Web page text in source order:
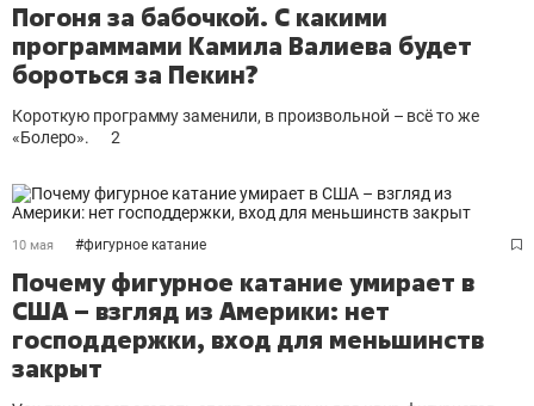
Погоня за бабочкой. С какими
программами Камила Валиева будет
бороться за Пекин?
Короткую программу заменили, в произвольной – всё то же
«Болеро».
2
10 мая #фигурное катание
Почему фигурное катание умирает в
США – взгляд из Америки: нет
господдержки, вход для меньшинств
закрыт